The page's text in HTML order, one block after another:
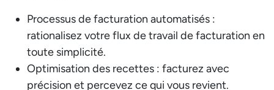
Processus de facturation automatisés :
rationalisez votre flux de travail de facturation en
toute simplicité.
Optimisation des recettes : facturez avec
précision et percevez ce qui vous revient.